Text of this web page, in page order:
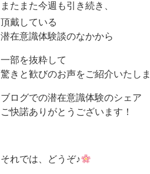
またまた今週も引き続き、
頂戴している
潜在意識体験談のなかから
一部を抜粋して
驚きと歓びのお声をご紹介いたし
ブログでの潜在意識体験のシェア
ご快諾ありがとうございます！
それでは、どうぞ♪